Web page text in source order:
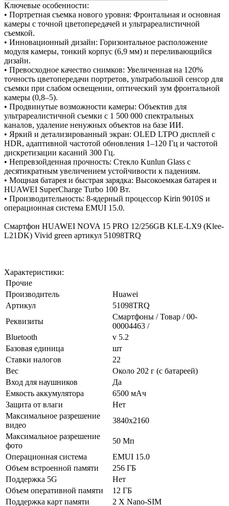
Ключевые особенности:
• Портретная съемка нового уровня: Фронтальная и основная
камеры с точной цветопередачей и ультрареалистичной
съемкой.
• Инновационный дизайн: Горизонтальное расположение
модуля камеры, тонкий корпус (6,9 мм) и переливающийся
дизайн.
• Превосходное качество снимков: Увеличенная на 120%
точность цветопередачи портретов, ультрабольшой сенсор для
съемки при слабом освещении, оптический зум фронтальной
камеры (0,8–5).
• Продвинутые возможности камеры: Объектив для
ультрареалистичной съемки с 1 500 000 спектральных
каналов, удаление ненужных объектов на базе ИИ.
• Яркий и детализированный экран: OLED LTPO дисплей с
HDR, адаптивной частотой обновления 1–120 Гц и частотой
дискретизации касаний 300 Гц.
• Непревзойденная прочность: Стекло Kunlun Glass с
десятикратным увеличением устойчивости к падениям.
• Мощная батарея и быстрая зарядка: Высокоемкая батарея и
HUAWEI SuperCharge Turbo 100 Вт.
• Производительность: 8-ядерный процессор Kirin 9010S и
операционная система EMUI 15.0.
Смартфон HUAWEI NOVA 15 PRO 12/256GB KLE-LX9 (Klee-
L21DK) Vivid green артикул 51098TRQ
Характеристики:
Прочие
Производитель
Huawei
Артикул
51098TRQ
Реквизиты
Смартфоны / Товар / 00-
00004463 /
Bluetooth
v 5.2
Базовая единица
шт
Ставки налогов
22
Вес
Около 202 г (с батареей)
Вход для наушников
Да
Емкость аккумулятора
6500 мAч
Защита от влаги
Нет
Максимальное разрешение
видео
3840x2160
Максимальное разрешение
фото
50 Мп
Операционная система
EMUI 15.0
Объем встроенной памяти
256 ГБ
Поддержка 5G
Нет
Объем оперативной памяти
12 ГБ
Поддержка карт памяти
2 X Nano-SIM